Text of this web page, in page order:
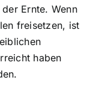
Ernte. Wenn
freisetzen, ist
haben